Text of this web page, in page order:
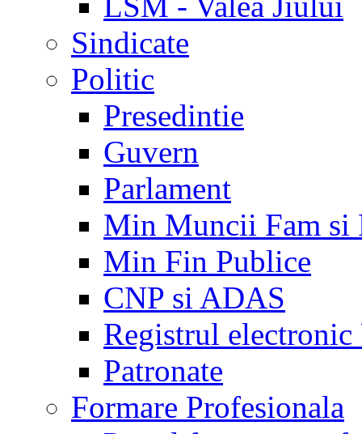
Sindicate
Politic
Presedintie
Guvern
Parlament
Min Muncii Fam si
Min Fin Publice
CNP si ADAS
Registrul electronic
Patronate
Formare Profesionala